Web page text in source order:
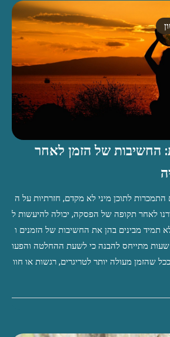
שעות: החשיבות של הזמן לאחר
לתוכן מיני לא מקדם, חזרתיות על ה
לאחר תקופה של הפסקה, יכולה להיעשות ל
תמיד מבינים בהן את החשיבות של הזמנים ו
הקצאת הזמן. חוק ה-24 שעות מתייחס להבנה כי לשעת ההחלטה והפעו
שהזמן מעולה יותר לטריגרים, רגשות או חוו